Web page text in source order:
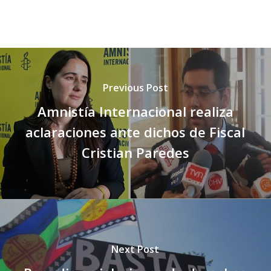
Previous Post
Amnistía Internacional realiza
aclaraciones ante dichos de Fiscal
Cristian Paredes
Next Post